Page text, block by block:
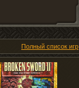
Полный список игр